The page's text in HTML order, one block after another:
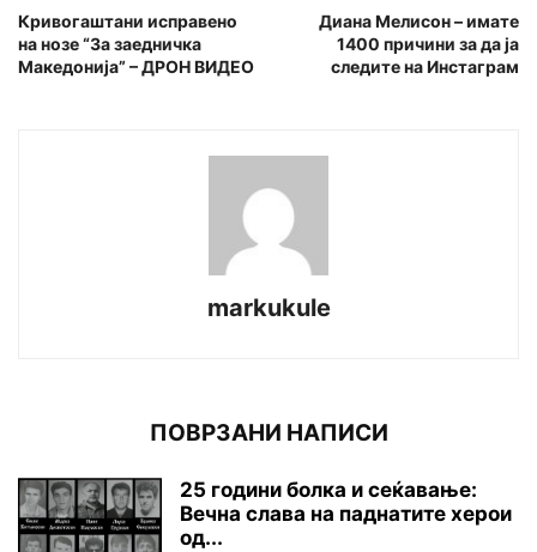
Кривогаштани исправено
на нозе “За заедничка
Македонија” – ДРОН ВИДЕО
Диана Мелисон – имате
1400 причини за да ја
следите на Инстаграм
markukule
ПОВРЗАНИ НАПИСИ
25 години болка и сеќавање:
Вечна слава на паднатите xepoи
од...